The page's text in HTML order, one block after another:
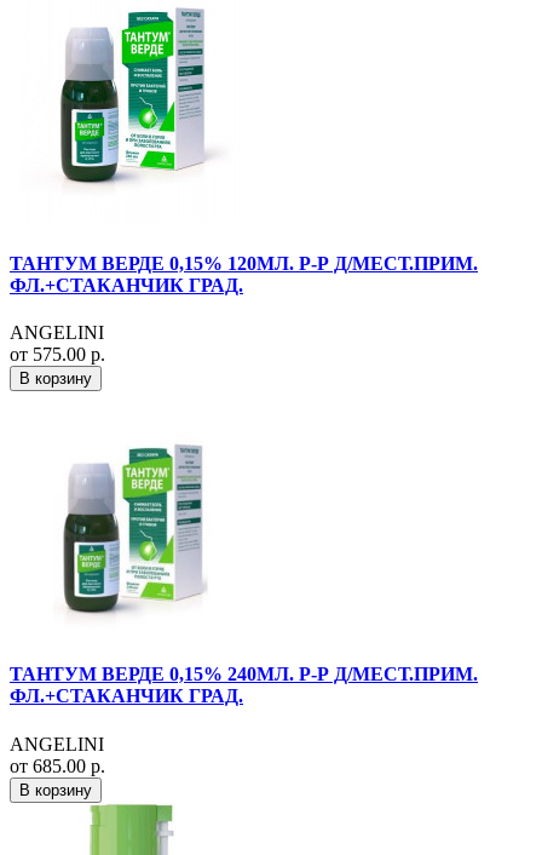
ТАНТУМ ВЕРДЕ 0,15% 120МЛ. Р-Р Д/МЕСТ.ПРИМ.
ФЛ.+СТАКАНЧИК ГРАД.
ANGELINI
от 575.00 р.
В корзину
ТАНТУМ ВЕРДЕ 0,15% 240МЛ. Р-Р Д/МЕСТ.ПРИМ.
ФЛ.+СТАКАНЧИК ГРАД.
ANGELINI
от 685.00 р.
В корзину